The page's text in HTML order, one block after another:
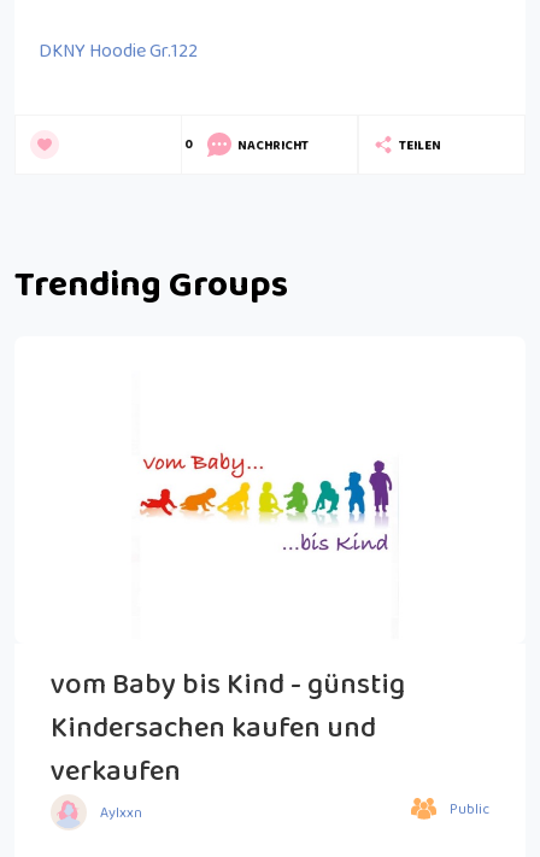
DKNY Hoodie Gr.122
0 NACHRICHT TEILEN
Trending Groups
vom Baby bis Kind - günstig
Kindersachen kaufen und
verkaufen
Aylxxn Public